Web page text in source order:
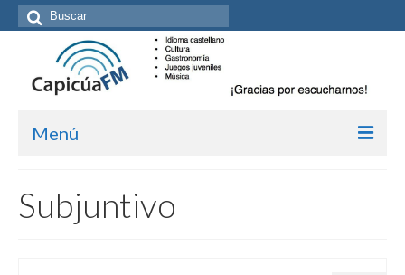
Buscar
por:
Menú
Kit de medios
Subjuntivo